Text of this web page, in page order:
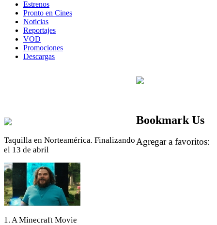
Estrenos
Pronto en Cines
Noticias
Reportajes
VOD
Promociones
Descargas
Taquilla en Norteamérica. Finalizando
el 13 de abril
1. A Minecraft Movie
Bookmark Us
Agregar a